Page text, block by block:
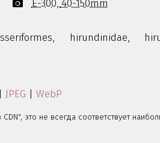
E-300 40-150mm
hirundinidae,
| JPEG | WebP
это не всегда соответствует